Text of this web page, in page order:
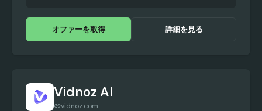
オファーを取得 詳細を見る
Vidnoz AI
vidnoz.com